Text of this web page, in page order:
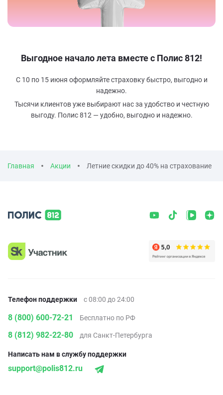
Выгодное начало лета вместе с Полис 812!
С 10 по 15 июня оформляйте страховку быстро, выгодно и
надежно.
Тысячи клиентов уже выбирают нас за удобство и честную
выгоду. Полис 812 — удобно, выгодно и надежно.
Главная Акции Летние скидки до 40% на страхование
Телефон поддержки с 08:00 до 24:00
8 (800) 600-72-21 Бесплатно по РФ
8 (812) 982-22-80 для Санкт-Петербурга
Написать нам в службу поддержки
support@polis812.ru